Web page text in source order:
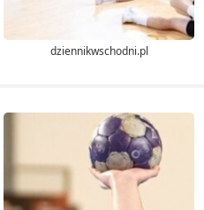
dziennikwschodni.pl